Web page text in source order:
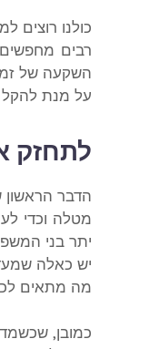
כולנו רוצים
רבים
השקעה של
על מנת להקל
לתחזק
הדבר הראשון
מטלה וכדי
יתר בני
יש כאלה
מה מתאים
כמובן,